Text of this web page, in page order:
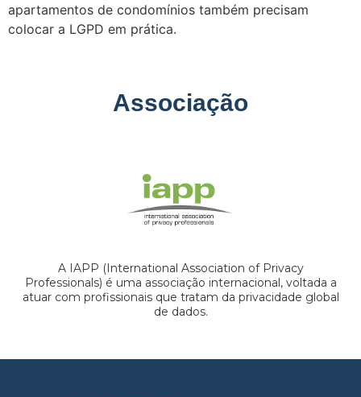
apartamentos de condomínios também precisam
colocar a LGPD em prática.
Associação
A IAPP (International Association of Privacy
Professionals) é uma associação internacional, voltada a
atuar com profissionais que tratam da privacidade global
de dados.